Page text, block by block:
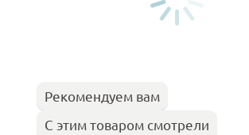
Рекомендуем вам
С этим товаром смотрели